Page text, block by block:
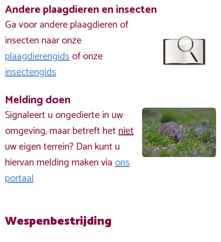
Andere plaagdieren en insecten
Ga voor andere plaagdieren of
insecten naar onze
plaagdierengidsof onze
insectengids
Melding doen
Signaleert u ongedierte in uw
omgeving, maar betreft hetniet
uw eigen terrein? Dan kunt u
hiervan melding maken viaons
portaal
Wespenbestrijding